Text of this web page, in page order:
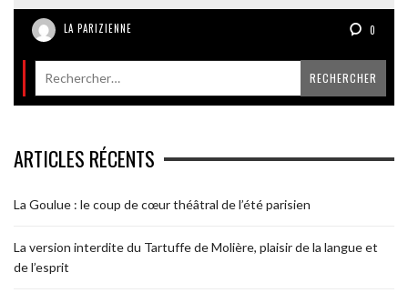
LA PARIZIENNE 0
ARTICLES RÉCENTS
La Goulue : le coup de cœur théâtral de l’été parisien
La version interdite du Tartuffe de Molière, plaisir de la langue et
de l’esprit